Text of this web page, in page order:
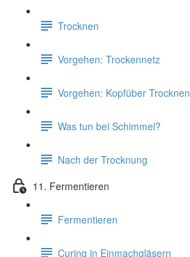
Trocknen
Vorgehen: Trockennetz
Vorgehen: Kopfüber Trocknen
Was tun bei Schimmel?
Nach der Trocknung
11. Fermentieren
Fermentieren
Curing in Einmachgläsern